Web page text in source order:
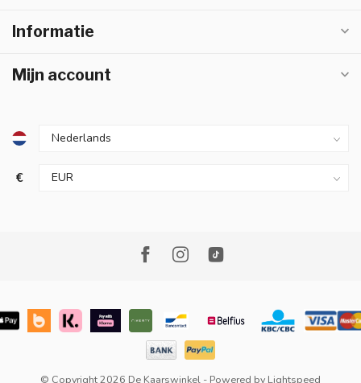
Informatie
Mijn account
€
© Copyright 2026 De Kaarswinkel - Powered by Lightspeed